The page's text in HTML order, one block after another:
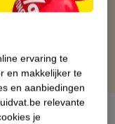
ervaring te
en makkelijker te
en aanbiedingen
relevante
je